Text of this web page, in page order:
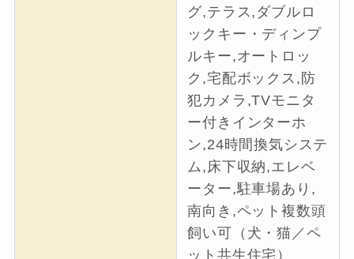
グ,テラス,ダブルロ
ックキー・ディンプ
ルキー,オートロッ
ク,宅配ボックス,防
犯カメラ,TVモニタ
ー付きインターホ
ン,24時間換気システ
ム,床下収納,エレベ
ーター,駐車場あり,
南向き,ペット複数頭
飼い可（犬・猫／ペ
ット共生住宅）